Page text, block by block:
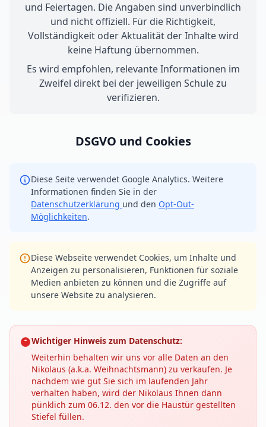
und Feiertagen. Die Angaben sind unverbindlich
und nicht offiziell. Für die Richtigkeit,
Vollständigkeit oder Aktualität der Inhalte wird
keine Haftung übernommen.
Es wird empfohlen, relevante Informationen im
Zweifel direkt bei der jeweiligen Schule zu
verifizieren.
DSGVO und Cookies
Diese Seite verwendet Google Analytics. Weitere
Informationen finden Sie in der
Datenschutzerklärung und den Opt-Out-
Möglichkeiten.
Diese Webseite verwendet Cookies, um Inhalte und
Anzeigen zu personalisieren, Funktionen für soziale
Medien anbieten zu können und die Zugriffe auf
unsere Website zu analysieren.
Wichtiger Hinweis zum Datenschutz:
Weiterhin behalten wir uns vor alle Daten an den
Nikolaus (a.k.a. Weihnachtsmann) zu verkaufen. Je
nachdem wie gut Sie sich im laufenden Jahr
verhalten haben, wird der Nikolaus Ihnen dann
pünklich zum 06.12. den vor die Haustür gestellten
Stiefel füllen.